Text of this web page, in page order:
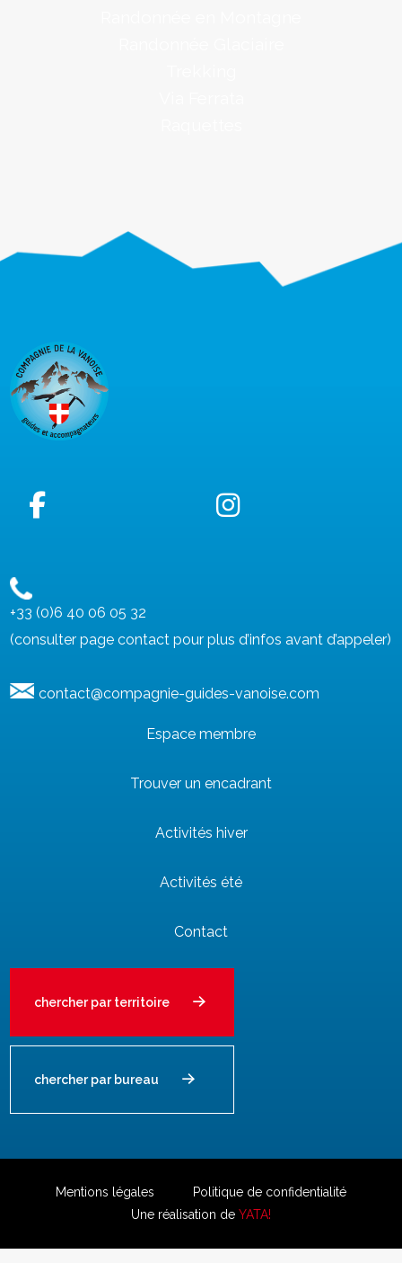
+33 (0)6 40 06 05 32
(consulter page contact pour plus d’infos avant d’appeler)
contact@compagnie-guides-vanoise.com
Espace membre
Trouver un encadrant
Activités hiver
Activités été
Contact
chercher par territoire
chercher par bureau
Mentions légales
Politique de confidentialité
Une réalisation de YATA!